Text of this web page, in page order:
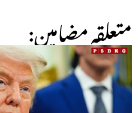
:متعلقہ مضامین